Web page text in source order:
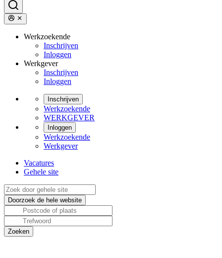
Werkzoekende
Inschrijven
Inloggen
Werkgever
Inschrijven
Inloggen
Inschrijven
Werkzoekende
WERKGEVER
Inloggen
Werkzoekende
Werkgever
Vacatures
Gehele site